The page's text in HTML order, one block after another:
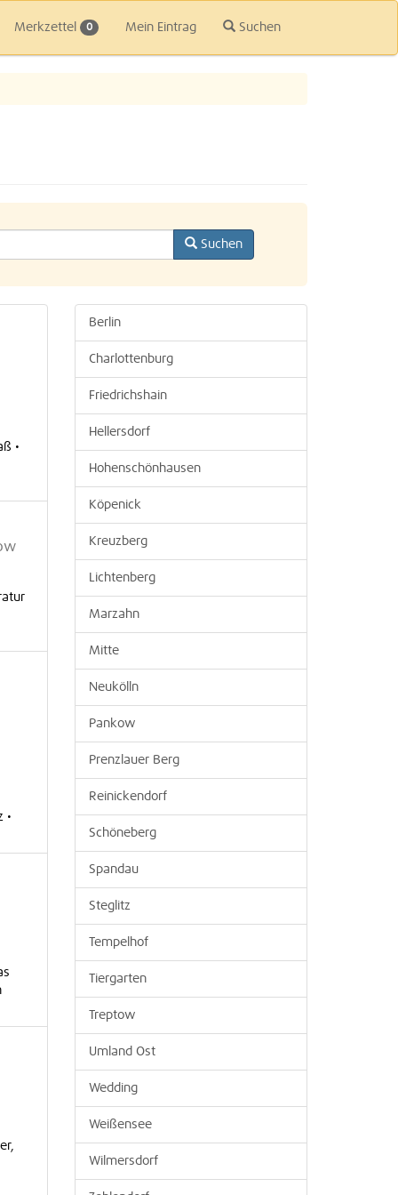
Merkzettel 0 Mein Eintrag Suchen
Suchen
•
•
Berlin
Charlottenburg
Friedrichshain
Hellersdorf
Hohenschönhausen
Köpenick
Kreuzberg
Lichtenberg
Marzahn
Mitte
Neukölln
Pankow
Prenzlauer Berg
Reinickendorf
Schöneberg
Spandau
Steglitz
Tempelhof
Tiergarten
Treptow
Umland Ost
Wedding
Weißensee
Wilmersdorf